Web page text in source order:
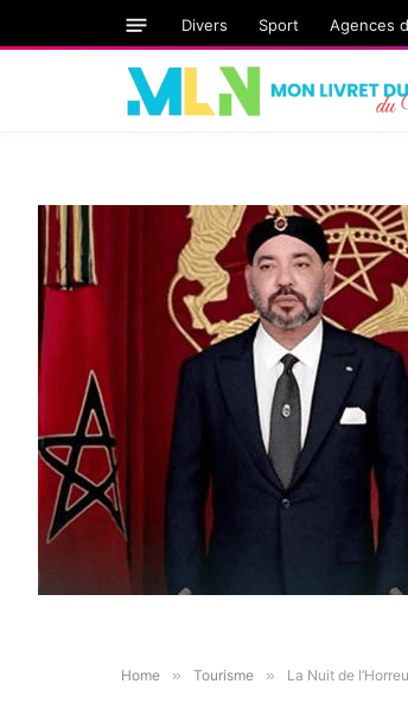
Divers Sport Agences
Home » Tourisme » La Nuit de